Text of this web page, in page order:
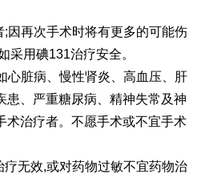
因再次手术时将有更多的可能伤
采用碘131治疗安全。
心脏病、慢性肾炎、高血压、肝
患、严重糖尿病、精神失常及神
术治疗者。不愿手术或不宜手术
无效,或对药物过敏不宜药物治